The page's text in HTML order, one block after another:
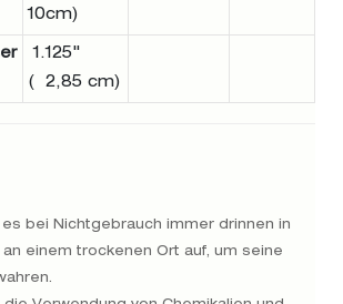
10cm)
1.125"
( 2,85 cm)
es bei Nichtgebrauch immer drinnen in
einem trockenen Ort auf, um seine